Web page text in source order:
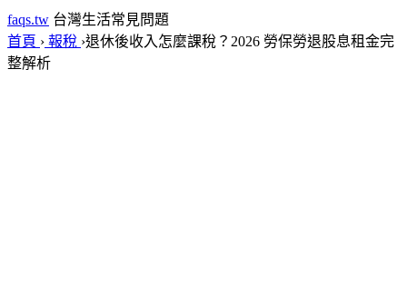
faqs.tw 台灣生活常見問題
首頁 › 報稅 ›退休後收入怎麼課稅？2026 勞保勞退股息租金完
整解析